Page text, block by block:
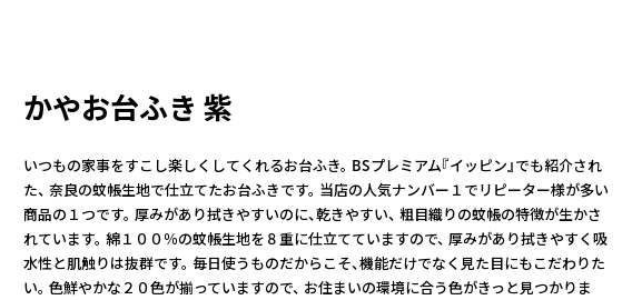
かやお台ふき 紫
いつもの家事をすこし楽しくしてくれるお台ふき。 BSプレミアム『イッピン』でも紹介され
た、 奈良の蚊帳生地で仕立てたお台ふきです。 当店の人気ナンバー１でリピーター様が多い
商品の１つです。 厚みがあり拭きやすいのに、乾きやすい、 粗目織りの蚊帳の特徴が生かさ
れています。 綿１００％の蚊帳生地を８重に仕立てていますので、 厚みがあり拭きやすく吸
水性と肌触りは抜群です。 毎日使うものだからこそ、機能だけでなく見た目にもこだわりた
い。 色鮮やかな２０色が揃っていますので、 お住まいの環境に合う色がきっと見つかりま